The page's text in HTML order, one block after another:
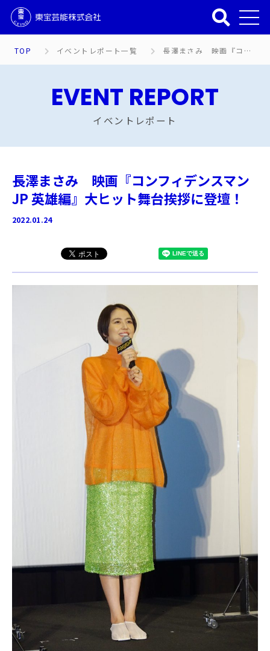
TOP イベントレポート一覧 長澤まさみ 映画『コンフィデンスマンJP 英雄編』大ヒット舞台挨拶に登壇！
EVENT REPORT
イベントレポート
長澤まさみ 映画『コンフィデンスマン
JP 英雄編』大ヒット舞台挨拶に登壇！
2022.01.24